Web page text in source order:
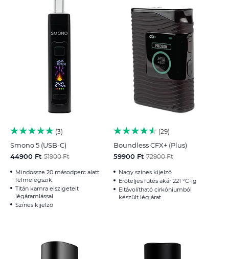
3
Smono 5 (USB-C)
44900 Ft 51900 Ft
Mindössze 20 másodperc alatt
felmelegszik
Titán kamra elszigetelt
légáramlással
Színes kijelző
29
Boundless CFX+ (Plus)
59900 Ft 72900 Ft
Nagy színes kijelző
Erőteljes fűtés akár 221 °C-ig
Eltávolítható cirkóniumból
készült légjárat